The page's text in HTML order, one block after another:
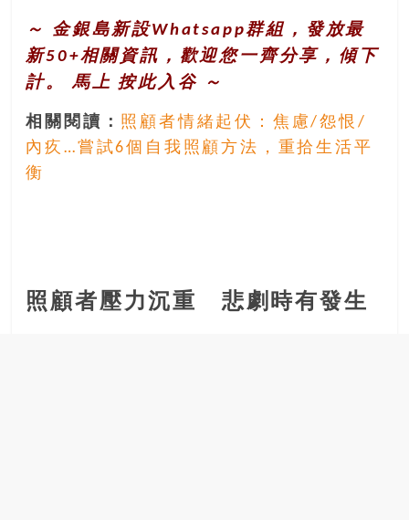
～ 金銀島新設Whatsapp群組，發放最
新50+相關資訊，歡迎您一齊分享，傾下
計。 馬上按此入谷 ～
相關閱讀： 照顧者情緒起伏：焦慮/怨恨/
內疚…嘗試6個自我照顧方法，重拾生活平
衡
照顧者壓力沉重 悲劇時有發生